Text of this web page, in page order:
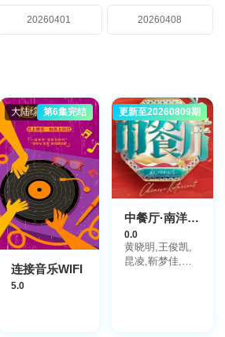
20260401 20260408
大陆综艺第6集完结
连接音乐WIFI
5.0
大陆综艺
更新至20260809期
中餐厅·南洋拾光季
0.0
黄晓明,王俊凯,
昆凌,靳梦佳,张